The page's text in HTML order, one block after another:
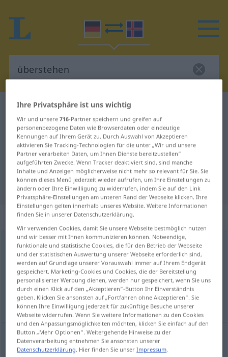
Deutsch-Isländisch Wörterbuch
Deutsch-Isländisch Übersetzung
für "überstehen"
"überstehen" Isländisch
Übersetzung
„überstehen“
überstehen
Übersicht aller Übersetzungen
(Für mehr Details die Übersetzung anklicken/antippen)
gnæfa skaga út upp, standast, afbera
gnæfaodskagaút odupp überstehen
Ihre Privatsphäre ist uns wichtig
Wir und unsere716-Partner speichern und greifen auf
personenbezogene Daten wie Browserdaten oder eindeutige
Kennungen auf Ihrem Gerät zu. Durch Auswahl von Akzeptieren
aktivieren Sie Tracking-Technologien für die unter „Wir und unsere
Partner verarbeiten Daten, um Ihnen Dienste bereitzustellen“
aufgeführten Zwecke. Wenn Tracker deaktiviert sind, sind manche
Inhalte und Anzeigen möglicherweise nicht mehr so relevant für Sie. Sie
können dieses Menü jederzeit wieder aufrufen, um Ihre Einstellungen zu
ändern oder Ihre Einwilligung zu widerrufen, indem Sie auf den Link
Privatsphäre-Einstellungen am unteren Rand der Webseite klicken. Ihre
Einstellungen gelten innerhalb unseres Website. Weitere Informationen
finden Sie in unserer Datenschutzerklärung.
Wir verwenden Cookies, damit Sie unsere Webseite bestmöglich nutzen
und wir besser mit Ihnen kommunizieren können. Notwendige,
funktionale und statistische Cookies, die für den Betrieb der Webseite
und der statistischen Auswertung unserer Webseite erforderlich sind,
werden auf Grundlage unserer Vorauswahl immer auf Ihrem Endgerät
gespeichert. Marketing-Cookies und Cookies, die der Bereitstellung
personalisierter Werbung dienen, werden nur gespeichert, wenn Sie uns
durch einen Klick auf den „Akzeptieren“-Button Ihr Einverständnis
geben. Klicken Sie ansonsten auf „Fortfahren ohne Akzeptieren“. Sie
können Ihre Einwilligung jederzeit für zukünftige Besuche unserer
Webseite widerrufen. Wenn Sie weitere Informationen zu den Cookies
und den Anpassungsmöglichkeiten möchten, klicken Sie einfach auf den
Button „Mehr Optionen“. Weitergehende Hinweise zu der
Datenverarbeitung entnehmen Sie ansonsten unserer
Datenschutzerklärung. Hier finden Sie unserImpressum.